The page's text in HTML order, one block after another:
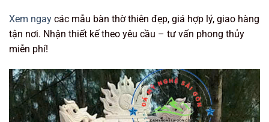
Xem ngay các mẫu bàn thờ thiên đẹp, giá hợp lý, giao hàng
tận nơi. Nhận thiết kế theo yêu cầu – tư vấn phong thủy
miễn phí!